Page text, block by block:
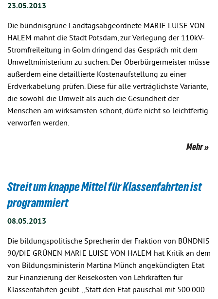
23.05.2013
Die bündnisgrüne Landtagsabgeordnete MARIE LUISE VON
HALEM mahnt die Stadt Potsdam, zur Verlegung der 110kV-
Stromfreileitung in Golm dringend das Gespräch mit dem
Umweltministerium zu suchen. Der Oberbürgermeister müsse
außerdem eine detaillierte Kostenaufstellung zu einer
Erdverkabelung prüfen. Diese für alle verträglichste Variante,
die sowohl die Umwelt als auch die Gesundheit der
Menschen am wirksamsten schont, dürfe nicht so leichtfertig
verworfen werden.
Mehr
Streit um knappe Mittel für Klassenfahrten ist
programmiert
08.05.2013
Die bildungspolitische Sprecherin der Fraktion von BÜNDNIS
90/DIE GRÜNEN MARIE LUISE VON HALEM hat Kritik an dem
von Bildungsministerin Martina Münch angekündigten Etat
zur Finanzierung der Reisekosten von Lehrkräften für
Klassenfahrten geübt. ,,Statt den Etat pauschal mit 500.000